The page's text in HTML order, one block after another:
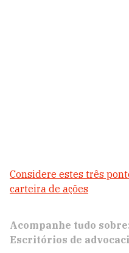
Considere estes três
carteira de ações
Acompanhe tudo
Escritórios de